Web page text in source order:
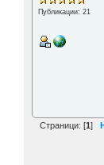
Публикации: 21
Страници: [1 ]